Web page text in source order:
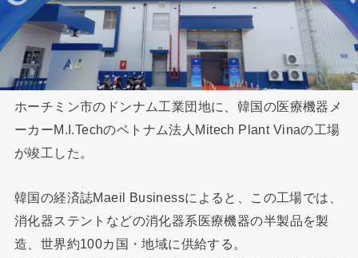
ホーチミン市のドンナム工業団地に、韓国の医療機器メ
ーカーM.I.Techのベトナム法人Mitech Plant Vinaの工場
が竣工した。
韓国の経済誌Maeil Businessによると、この工場では、
消化器ステントなどの消化器系医療機器の半製品を製
造、世界約100カ国・地域に供給する。